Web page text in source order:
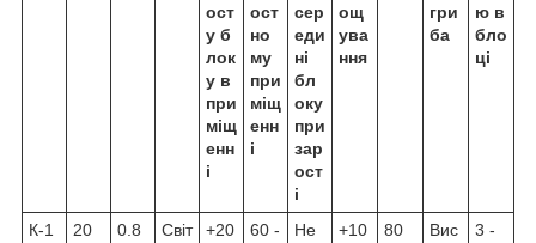
ост
у б
лок
у в
при
міщ
енн
і
ост
но
му
при
міщ
енн
і
сер
еди
ні
бл
оку
при
зар
ост
і
ощ
ува
ння
гри
ба
ю в
бло
ці
К-1
20
0.8
Світ
+20
60 -
Не
+10
80
Вис
3 -